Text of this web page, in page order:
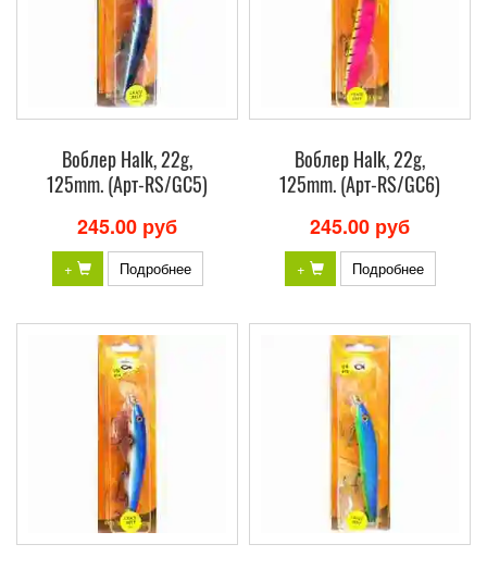
Воблер Halk, 22g,
125mm. (Арт-RS/GC5)
245.00 руб
+ Подробнее
Воблер Halk, 22g,
125mm. (Арт-RS/GC6)
245.00 руб
+ Подробнее